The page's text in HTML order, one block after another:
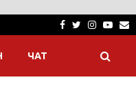
Facebook
Twitter
ЧАТ